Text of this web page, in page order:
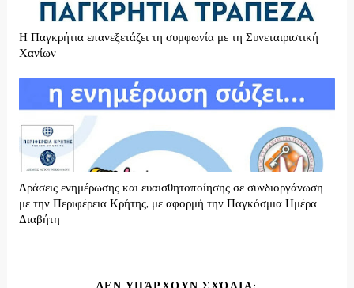
H Παγκρήτια επανεξετάζει τη συμφωνία με τη Συνεταιριστική
Χανίων
Δράσεις ενημέρωσης και ευαισθητοποίησης σε συνδιοργάνωση
με την Περιφέρεια Κρήτης, με αφορμή την Παγκόσμια Ημέρα
Διαβήτη